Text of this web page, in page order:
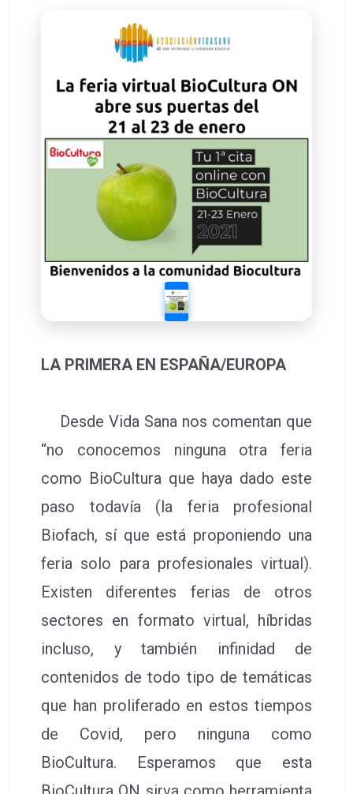
LA PRIMERA EN ESPAÑA/EUROPA
Desde Vida Sana nos comentan que
“no conocemos ninguna otra feria
como BioCultura que haya dado este
paso todavía (la feria profesional
Biofach, sí que está proponiendo una
feria solo para profesionales virtual).
Existen diferentes ferias de otros
sectores en formato virtual, híbridas
incluso, y también infinidad de
contenidos de todo tipo de temáticas
que han proliferado en estos tiempos
de Covid, pero ninguna como
BioCultura. Esperamos que esta